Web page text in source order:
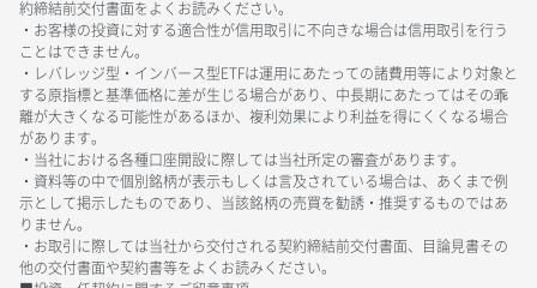
約締結前交付書面をよくお読みください。
・お客様の投資に対する適合性が信用取引に不向きな場合は信用取引を行う
ことはできません。
・レバレッジ型・インバース型ETFは運用にあたっての諸費用等により対象と
する原指標と基準価格に差が生じる場合があり、中長期にあたってはその乖
離が大きくなる可能性があるほか、複利効果により利益を得にくくなる場合
があります。
・当社における各種口座開設に際しては当社所定の審査があります。
・資料等の中で個別銘柄が表示もしくは言及されている場合は、あくまで例
示として掲示したものであり、当該銘柄の売買を勧誘・推奨するものではあ
りません。
・お取引に際しては当社から交付される契約締結前交付書面、目論見書その
他の交付書面や契約書等をよくお読みください。